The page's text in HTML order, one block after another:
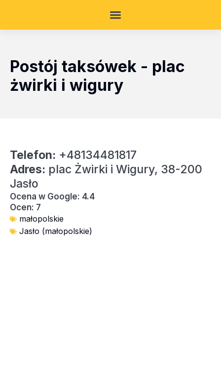
Postój taksówek - plac
żwirki i wigury
Telefon: +48134481817
Adres: plac Żwirki i Wigury, 38-200
Jasło
Ocena w Google: 4.4
Ocen: 7
małopolskie
Jasło (małopolskie)